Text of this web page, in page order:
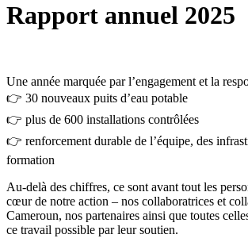
Rapport annuel 2025
Une année marquée par l’engagement et la
👉 30 nouveaux puits d’eau potable
👉 plus de 600 installations contrôlées
👉 renforcement durable de l’équipe, des
formation
Au-delà des chiffres, ce sont avant tout les
cœur de notre action – nos collaboratrices et
Cameroun, nos partenaires ainsi que toutes
ce travail possible par leur soutien.